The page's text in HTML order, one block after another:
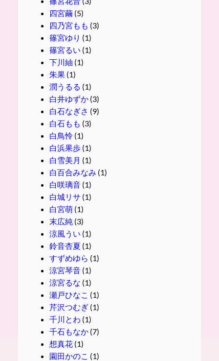
四宮繭(5)
四乃宮もも (3)
篠宮ゆり (1)
篠宮るい (1)
下川紬 (1)
朱果(1)
潤うるる (1)
白井ゆずか(3)
白石なぎさ (9)
白石もも (3)
白鳥怜(1)
白浜果歩(1)
白雪美月 (1)
白百合みなみ (1)
白咲璃音(1)
白城リサ (1)
白宮萌(1)
末広純 (3)
涼風うい (1)
鈴音杏夏 (1)
すずめゆら (1)
涼宮琴音(1)
涼宮るな (1)
瀬戸ひなこ (1)
芹沢つむぎ(1)
千川とわ (1)
千石もなか(7)
想真花(1)
園田かのこ (1)